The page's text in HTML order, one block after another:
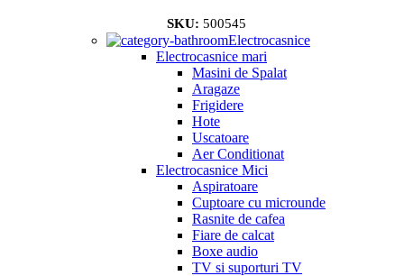
SKU: 500545
Electrocasnice
Electrocasnice mari
Masini de Spalat
Aragaze
Frigidere
Hote
Uscatoare
Aer Conditionat
Electrocasnice Mici
Aspiratoare
Cuptoare cu microunde
Rasnite de cafea
Fiare de calcat
Boxe audio
TV si suporturi TV